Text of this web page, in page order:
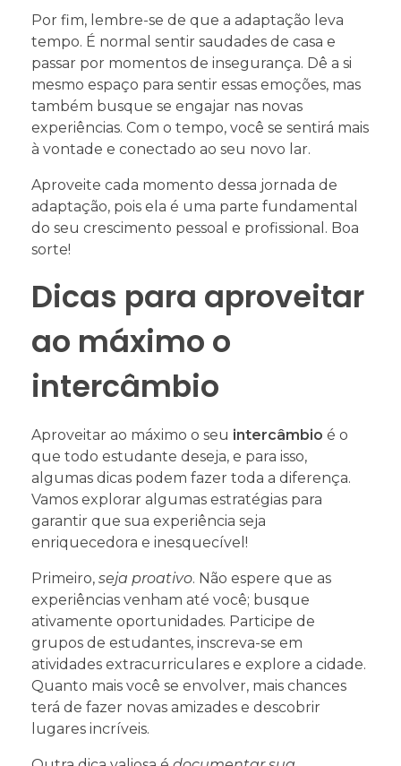
Por fim, lembre-se de que a adaptação leva
tempo. É normal sentir saudades de casa e
passar por momentos de insegurança. Dê a si
mesmo espaço para sentir essas emoções, mas
também busque se engajar nas novas
experiências. Com o tempo, você se sentirá mais
à vontade e conectado ao seu novo lar.
Aproveite cada momento dessa jornada de
adaptação, pois ela é uma parte fundamental
do seu crescimento pessoal e profissional. Boa
sorte!
Dicas para aproveitar
ao máximo o
intercâmbio
Aproveitar ao máximo o seu intercâmbio é o
que todo estudante deseja, e para isso,
algumas dicas podem fazer toda a diferença.
Vamos explorar algumas estratégias para
garantir que sua experiência seja
enriquecedora e inesquecível!
Primeiro, seja proativo. Não espere que as
experiências venham até você; busque
ativamente oportunidades. Participe de
grupos de estudantes, inscreva-se em
atividades extracurriculares e explore a cidade.
Quanto mais você se envolver, mais chances
terá de fazer novas amizades e descobrir
lugares incríveis.